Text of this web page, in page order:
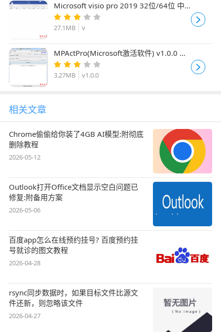
Microsoft visio pro 2019 32位/64位 中
文专业版(附激活工具+安装教程)
27.1MB v
MPActPro(Microsoft激活软件) v1.0.0 免
费绿色版
3.27MB v1.0.0
相关文章
Chrome偷偷给你装了4GB AI模型:附彻底
删除教程
2026-05-12
Outlook打开Office文档显示空白问题已
修复:附备用方案
2026-05-06
百度app怎么在线预约挂号? 百度预约挂
号就诊的图文教程
2026-04-28
rsync同步数据时，如果目标文件比源文
件还新，则忽略该文件
2026-04-27